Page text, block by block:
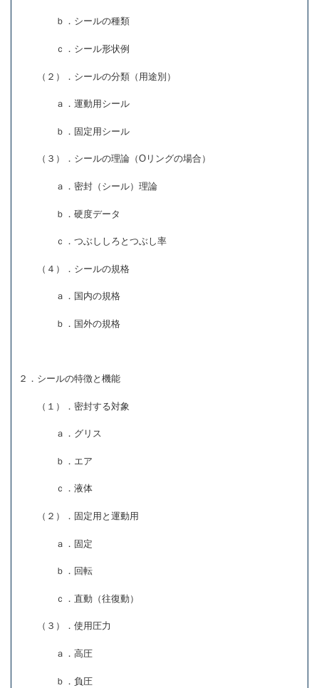
ｂ．シールの種類
ｃ．シール形状例
（２）．シールの分類（用途別）
ａ．運動用シール
ｂ．固定用シール
（３）．シールの理論（Oリングの場合）
ａ．密封（シール）理論
ｂ．硬度データ
ｃ．つぶししろとつぶし率
（４）．シールの規格
ａ．国内の規格
ｂ．国外の規格
２．シールの特徴と機能
（１）．密封する対象
ａ．グリス
ｂ．エア
ｃ．液体
（２）．固定用と運動用
ａ．固定
ｂ．回転
ｃ．直動（往復動）
（３）．使用圧力
ａ．高圧
ｂ．負圧